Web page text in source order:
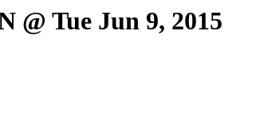
Tue Jun 9, 2015